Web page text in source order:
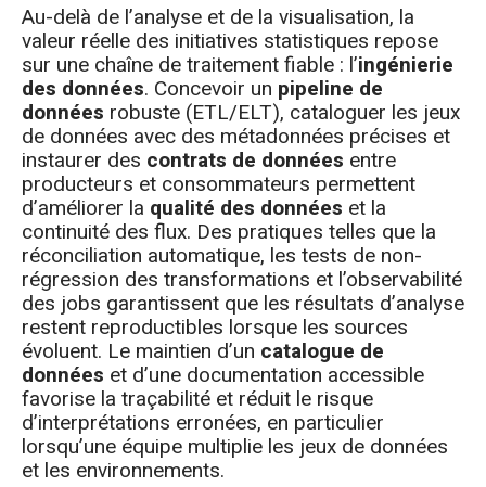
Au-delà de l’analyse et de la visualisation, la
valeur réelle des initiatives statistiques repose
sur une chaîne de traitement fiable : l’ingénierie
des données. Concevoir un pipeline de
données robuste (ETL/ELT), cataloguer les jeux
de données avec des métadonnées précises et
instaurer des contrats de données entre
producteurs et consommateurs permettent
d’améliorer la qualité des données et la
continuité des flux. Des pratiques telles que la
réconciliation automatique, les tests de non-
régression des transformations et l’observabilité
des jobs garantissent que les résultats d’analyse
restent reproductibles lorsque les sources
évoluent. Le maintien d’un catalogue de
données et d’une documentation accessible
favorise la traçabilité et réduit le risque
d’interprétations erronées, en particulier
lorsqu’une équipe multiplie les jeux de données
et les environnements.